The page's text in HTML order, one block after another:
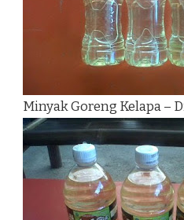
Minyak Goreng Kelapa –